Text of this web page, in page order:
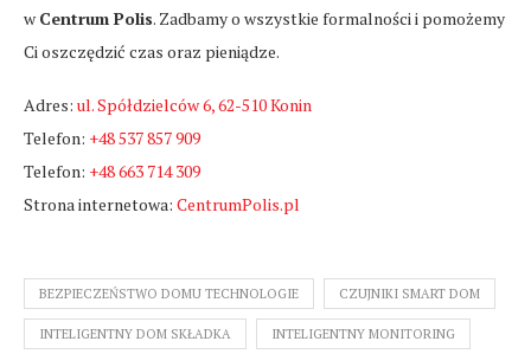
wCentrum Polis. Zadbamy o wszystkie formalności i pomożemy
Ci oszczędzić czas oraz pieniądze.
Adres: ul. Spółdzielców 6, 62-510 Konin
Telefon: +48 537 857 909
Telefon: +48 663 714 309
Strona internetowa: CentrumPolis.pl
BEZPIECZEŃSTWO DOMU TECHNOLOGIE CZUJNIKI SMART DOM
INTELIGENTNY DOM SKŁADKA INTELIGENTNY MONITORING